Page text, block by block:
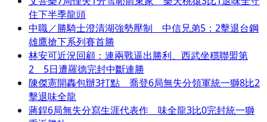
住下半季龍頭
中職／勝騎士澄清湖強勢壓制 中信兄弟5：2擊退台鋼
雄鷹搶下系列賽首勝
林安可近況回顧：連兩戰逼出勝利、西武坐穩聯盟第
2 5日遭羅德完封中斷連勝
陳傑憲開轟包辦3打點 喬登6局無失分領軍統一獅8比2
擊退味全龍
蔣銲6局無失分寫生涯代表作 味全龍3比0完封統一獅